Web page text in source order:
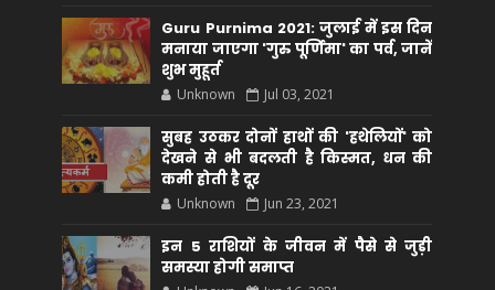
Guru Purnima 2021: जुलाई में इस दिन
मनाया जाएगा 'गुरु पूर्णिमा' का पर्व, जानें
शुभ मुहूर्त
Unknown Jul 03, 2021
सुबह उठकर दोनों हाथों की 'हथेलियों' को
देखने से भी बदलती है किस्मत, धन की
कमी होती है दूर
Unknown Jun 23, 2021
इन 5 राशियों के जीवन में पैसे से जुड़ी
समस्या होगी समाप्त